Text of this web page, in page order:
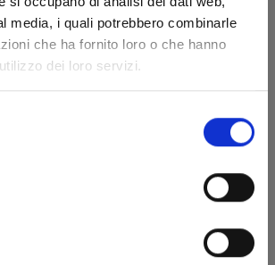
media, i quali potrebbero combinarle
che ha fornito loro o che hanno
dei loro servizi.
ON LOVE n. 4
15/07/2025